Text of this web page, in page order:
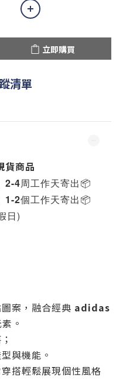
立即購買
清單
貨商品
2-4周工作天寄出📦
1-2個工作天寄出📦
日)
案，融合經典 adidas
。
與機能。
搭輕鬆展現個性風格